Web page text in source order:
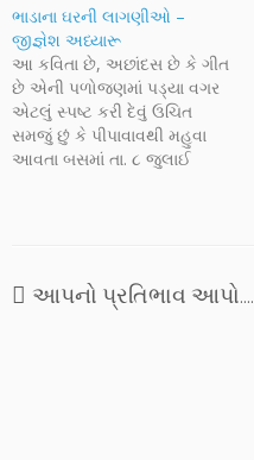
ભાડાના ઘરની લાગણીઓ –
જીજ્ઞેશ અધ્યારૂ
આ કવિતા છે, અછાંદસ છે કે ગીત
છે એની પળોજણમાં પડ્યા વગર
એટલું સ્પષ્ટ કરી દેવું ઉચિત
સમજું છું કે પીપાવાવથી મહુવા
આવતા બસમાં તા. ૮ જુલાઈ
દરિયો જીવનને…
આપનો પ્રતિભાવ આપો....